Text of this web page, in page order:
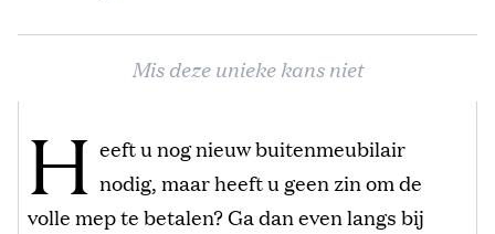
Mis deze unieke kans niet
H eeft u nog nieuw buitenmeubilair
nodig, maar heeft u geen zin om de
volle mep te betalen? Ga dan even langs bij